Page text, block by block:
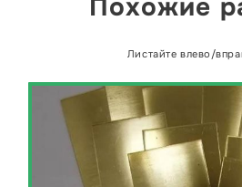
Похожие
Листайте влево/